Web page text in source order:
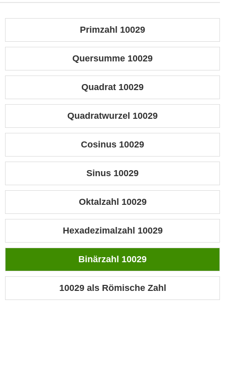
Primzahl 10029
Quersumme 10029
Quadrat 10029
Quadratwurzel 10029
Cosinus 10029
Sinus 10029
Oktalzahl 10029
Hexadezimalzahl 10029
Binärzahl 10029
10029 als Römische Zahl